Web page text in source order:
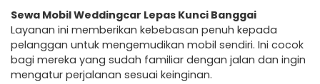
Sewa Mobil Weddingcar Lepas Kunci Banggai
Layanan ini memberikan kebebasan penuh kepada
pelanggan untuk mengemudikan mobil sendiri. Ini cocok
bagi mereka yang sudah familiar dengan jalan dan ingin
mengatur perjalanan sesuai keinginan.